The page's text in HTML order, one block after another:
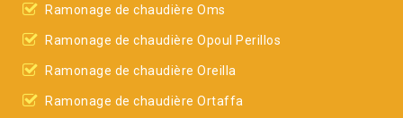
Ramonage de chaudière Oms
Ramonage de chaudière Opoul Perillos
Ramonage de chaudière Oreilla
Ramonage de chaudière Ortaffa